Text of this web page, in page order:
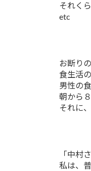
それく
etc
お断り
食生活の
男性の食
朝から
それに
「中村
私は、